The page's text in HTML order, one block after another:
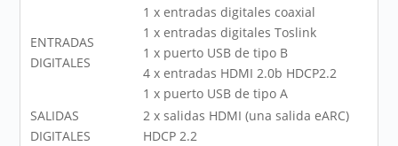
ENTRADAS
DIGITALES
1 x entradas digitales coaxial
1 x entradas digitales Toslink
1 x puerto USB de tipo B
4 x entradas HDMI 2.0b HDCP2.2
1 x puerto USB de tipo A
SALIDAS
DIGITALES
2 x salidas HDMI (una salida eARC)
HDCP 2.2